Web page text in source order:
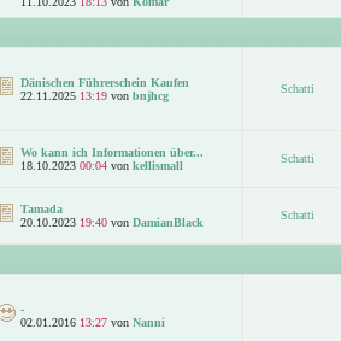
Dänischen Führerschein Kaufen
22.11.2025 13:19 von bnjhcg
Schatti
Wo kann ich Informationen über...
18.10.2023 00:04 von kellismall
Schatti
Tamada
20.10.2023 19:40 von DamianBlack
Schatti
-
02.01.2016 13:27 von Nanni